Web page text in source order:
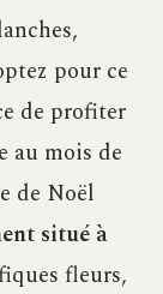
pour ce
de profiter
au mois de
de Noël
situé à
fleurs,